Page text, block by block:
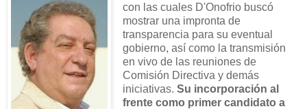
con las cuales D'Onofrio buscó
mostrar una impronta de
transparencia para su eventual
gobierno, así como la transmisión
en vivo de las reuniones de
Comisión Directiva y demás
iniciativas. Su incorporación al
frente como primer candidato a